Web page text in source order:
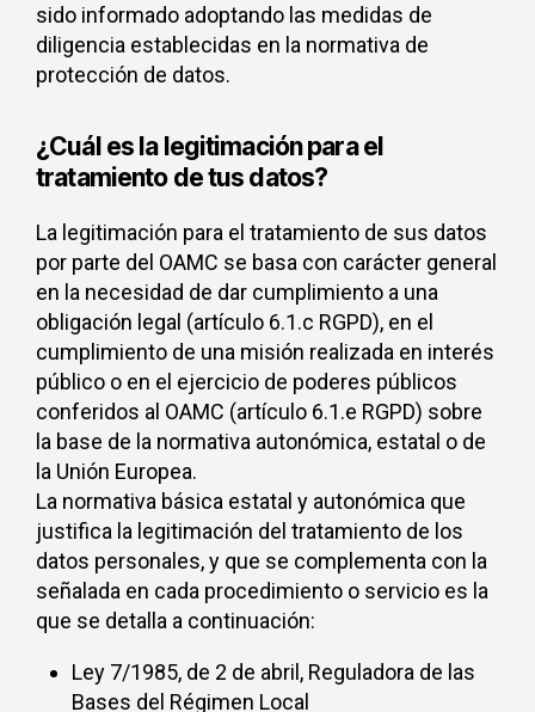
sido informado adoptando las medidas de
diligencia establecidas en la normativa de
protección de datos.
¿Cuál es la legitimación para el
tratamiento de tus datos?
La legitimación para el tratamiento de sus datos
por parte del OAMC se basa con carácter general
en la necesidad de dar cumplimiento a una
obligación legal (artículo 6.1.c RGPD), en el
cumplimiento de una misión realizada en interés
público o en el ejercicio de poderes públicos
conferidos al OAMC (artículo 6.1.e RGPD) sobre
la base de la normativa autonómica, estatal o de
la Unión Europea.
La normativa básica estatal y autonómica que
justifica la legitimación del tratamiento de los
datos personales, y que se complementa con la
señalada en cada procedimiento o servicio es la
que se detalla a continuación:
Ley 7/1985, de 2 de abril, Reguladora de las
Bases del Régimen Local